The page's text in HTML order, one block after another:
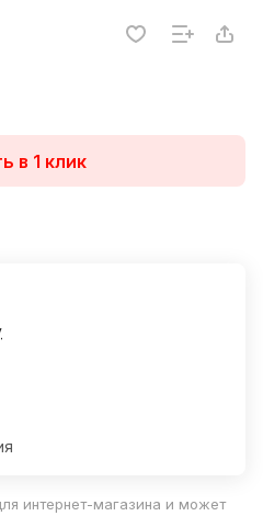
в 1 клик
интернет-магазина и может